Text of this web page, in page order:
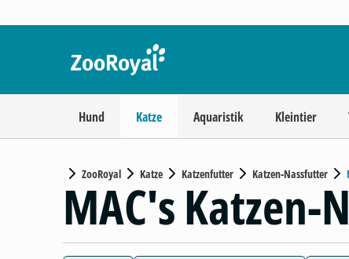
Hund Katze Aquaristik Kleintier
ZooRoyal Katze Katzenfutter Katzen-Nassfutter
MAC's Katzen-